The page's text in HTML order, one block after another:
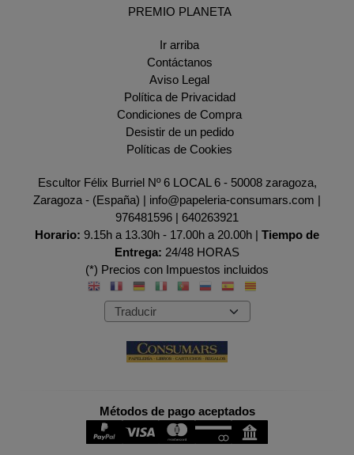
PREMIO PLANETA
Ir arriba
Contáctanos
Aviso Legal
Política de Privacidad
Condiciones de Compra
Desistir de un pedido
Políticas de Cookies
Escultor Félix Burriel Nº 6 LOCAL 6 - 50008 zaragoza,
Zaragoza - (España) | info@papeleria-consumars.com |
976481596 | 640263921
Horario: 9.15h a 13.30h - 17.00h a 20.00h | Tiempo de
Entrega: 24/48 HORAS
(*) Precios con Impuestos incluidos
Métodos de pago aceptados